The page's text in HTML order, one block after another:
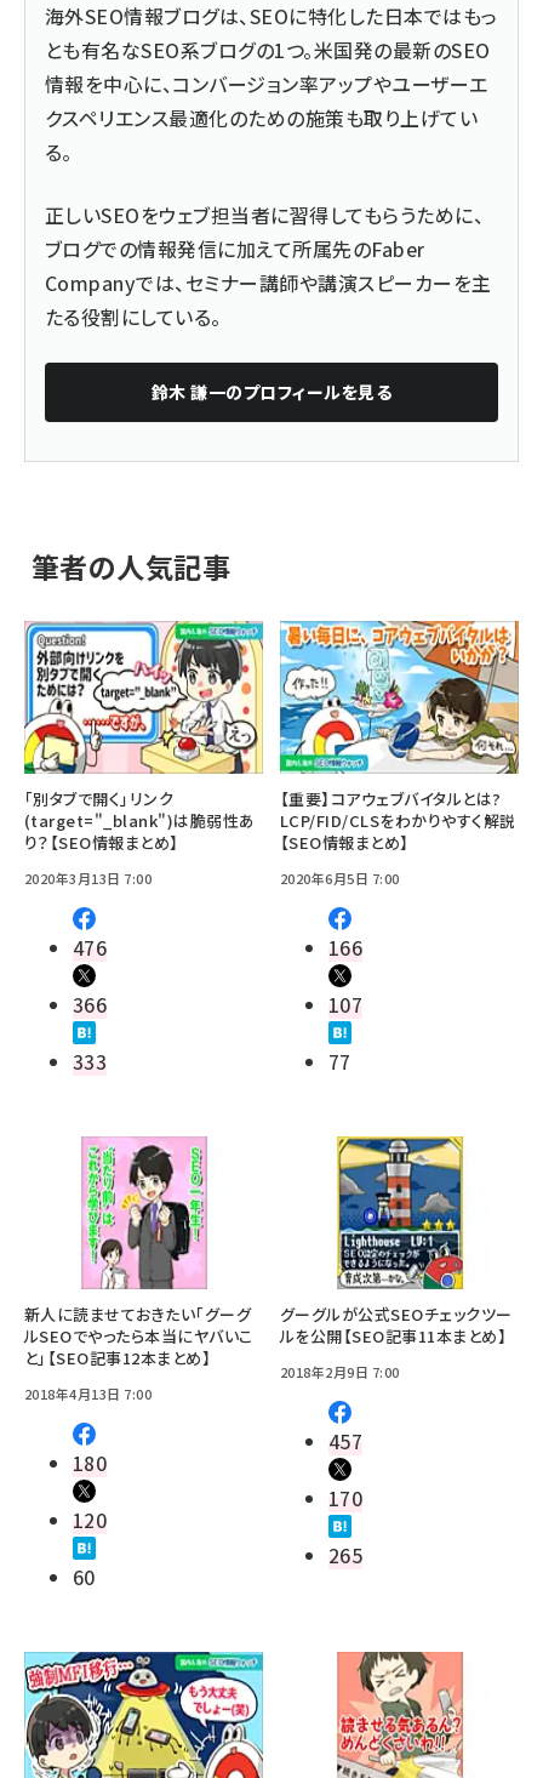
海外SEO情報ブログは、SEOに特化した日本ではもっ
とも有名なSEO系ブログの1つ。米国発の最新のSEO
情報を中心に、コンバージョン率アップやユーザーエ
クスペリエンス最適化のための施策も取り上げてい
る。
正しいSEOをウェブ担当者に習得してもらうために、
ブログでの情報発信に加えて所属先のFaber
Companyでは、セミナー講師や講演スピーカーを主
たる役割にしている。
鈴木 謙一のプロフィールを見る
筆者の人気記事
「別タブで開く」リンク
(target="_blank")は脆弱性あ
り？【SEO情報まとめ】
2020年3月13日 7:00
476
366
333
【重要】コアウェブバイタルとは?
LCP/FID/CLSをわかりやすく解説
【SEO情報まとめ】
2020年6月5日 7:00
166
107
77
新人に読ませておきたい「グーグ
ルSEOでやったら本当にヤバいこ
と」【SEO記事12本まとめ】
2018年4月13日 7:00
180
120
60
グーグルが公式SEOチェックツー
ルを公開【SEO記事11本まとめ】
2018年2月9日 7:00
457
170
265